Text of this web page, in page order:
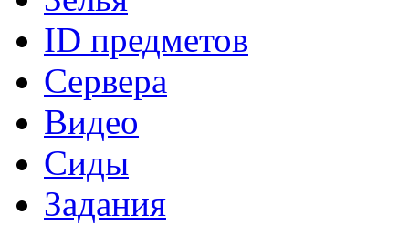
ID предметов
Сервера
Видео
Сиды
Задания